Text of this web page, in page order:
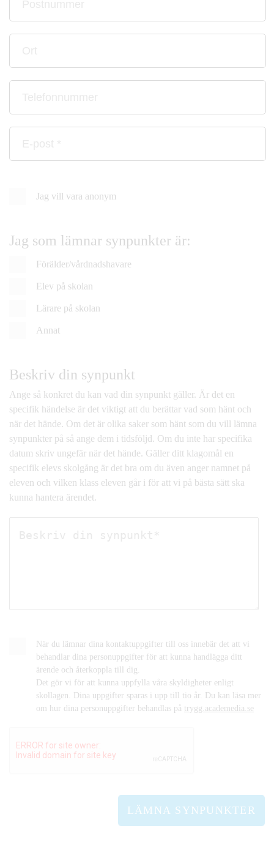
Ort
Telefonnummer
E-
Jag vill vara anonym
Jag som lämnar synpunkter är:
Förälder/vårdnadshavare
Elev på skolan
Lärare på skolan
Annat
Beskriv din synpunkt
Ange så konkret du kan vad din synpunkt gäller. Är det en
specifik händelse är det viktigt att du berättar vad som hänt och
när det hände. Om det är olika saker som hänt som du vill lämna
synpunkter på så ange dem i tidsföljd. Om du inte har specifika
datum skriv ungefär när det hände. Gäller ditt klagomål en
specifik elevs skolgång är det bra om du även anger namnet på
eleven och vilken klass eleven går i för att vi på bästa sätt ska
kunna hantera ärendet.
När du lämnar dina kontaktuppgifter till oss innebär det att vi
behandlar dina personuppgifter för att kunna handlägga ditt
ärende och återkoppla till dig.
Det gör vi för att kunna uppfylla våra skyldigheter enligt
skollagen. Dina uppgifter sparas i upp till tio år. Du kan läsa mer
om hur dina personuppgifter behandlas på trygg.academedia.se